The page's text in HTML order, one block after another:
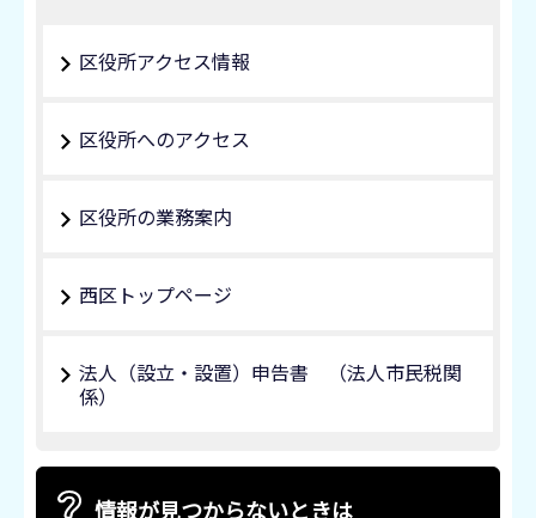
区役所アクセス情報
区役所へのアクセス
区役所の業務案内
西区トップページ
法人（設立・設置）申告書 （法人市民税関
係）
情報が見つからないときは